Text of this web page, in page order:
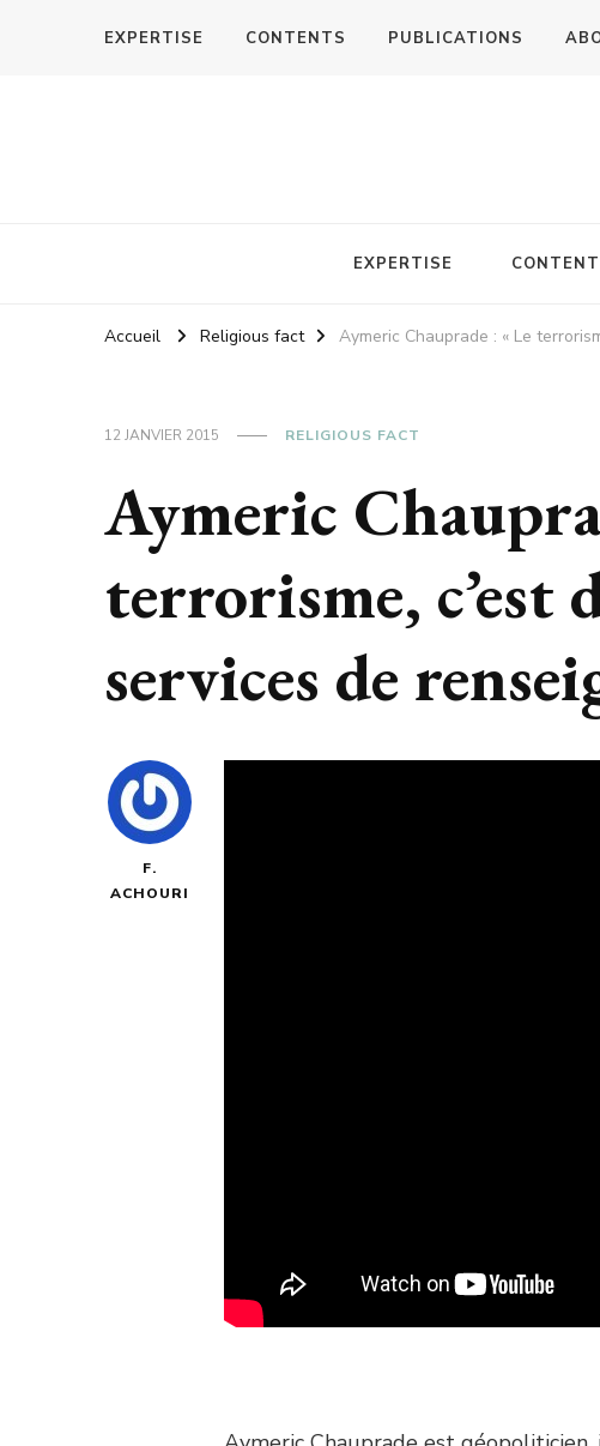
EXPERTISE CONTENTS PUBLICATIONS
EXPERTISE
Accueil Religious fact Aymeric Chauprade : « Le
12 JANVIER 2015 RELIGIOUS FACT
Aymeric
terrorisme, c’est
services de
F.
ACHOURI